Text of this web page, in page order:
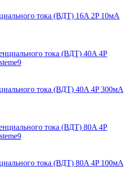
тока (ВДТ) 16A 2P 10мА
тока (ВДТ) 40A 4P 300мА
тока (ВДТ) 80A 4P 100мА